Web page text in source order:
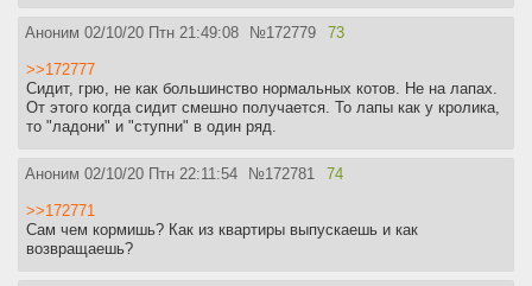
Аноним 02/10/20 Птн 21:49:08 №172779 73
>>172777
Сидит, грю, не как большинство нормальных котов. Не на лапах.
От этого когда сидит смешно получается. То лапы как у кролика,
то "ладони" и "ступни" в один ряд.
Аноним 02/10/20 Птн 22:11:54 №172781 74
>>172771
Сам чем кормишь? Как из квартиры выпускаешь и как
возвращаешь?